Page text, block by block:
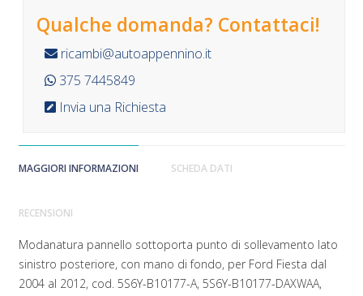
Qualche domanda? Contattaci!
ricambi@autoappennino.it
375 7445849
Invia una Richiesta
MAGGIORI INFORMAZIONI SCHEDA DATI
RECENSIONI
Modanatura pannello sottoporta punto di sollevamento lato
sinistro posteriore, con mano di fondo, per Ford Fiesta dal
2004 al 2012, cod. 5S6Y-B10177-A, 5S6Y-B10177-DAXWAA,